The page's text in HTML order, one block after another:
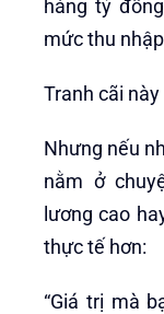
hàng tỷ
mức thu
Tranh cãi
Nhưng nếu
nằm ở
lương cao
thực tế hơn:
“Giá trị mà